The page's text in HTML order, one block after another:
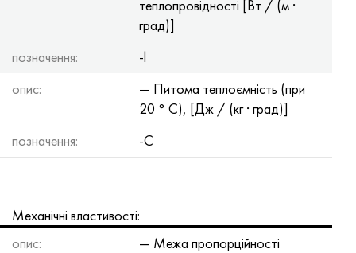
теплопровідності [Вт / (м ·
град)]
позначення:
-l
опис:
— Питома теплоємність (при
20 ° С), [Дж / (кг · град)]
позначення:
-C
Механічні властивості:
опис:
— Межа пропорційності